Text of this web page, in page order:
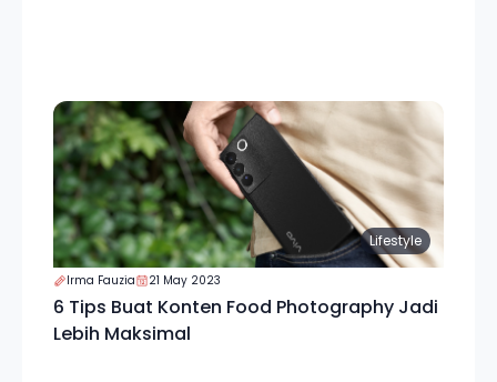
Lifestyle
Irma Fauzia 21 May 2023
6 Tips Buat Konten Food Photography Jadi
Lebih Maksimal